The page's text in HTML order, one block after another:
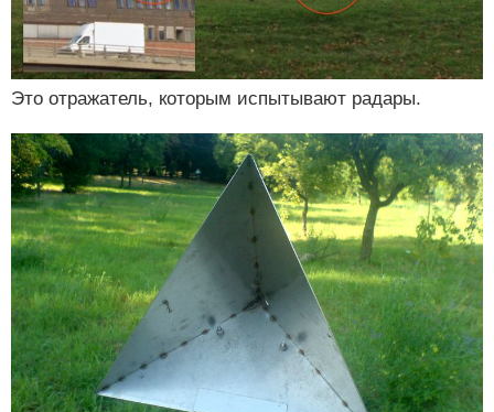
Это отражатель, которым испытывают радары.